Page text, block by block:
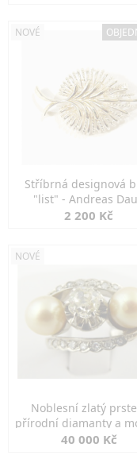
NOVÉ
Stříbrná designová
"list" - Andreas
2 200 Kč
NOVÉ
Noblesní zlatý
přírodní diamanty a
perly
40 000 Kč